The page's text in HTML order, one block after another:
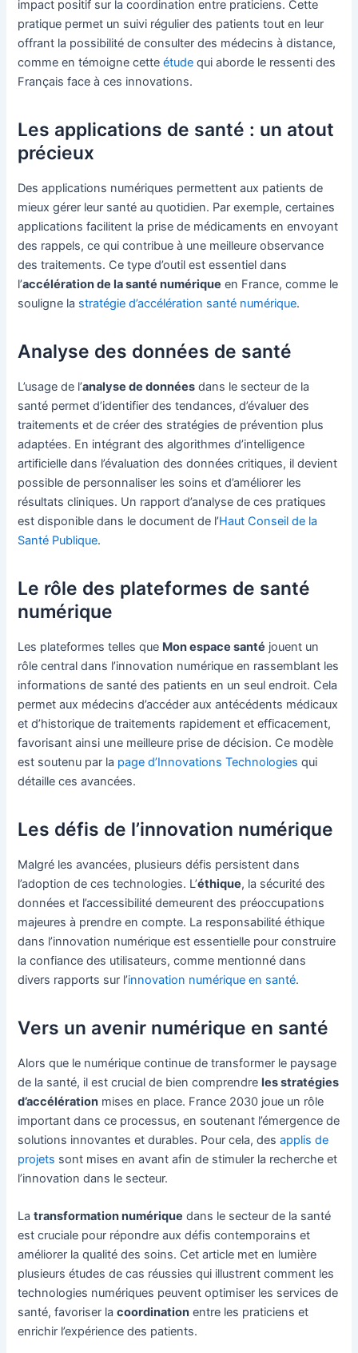
impact positif sur la coordination entre praticiens. Cette
pratique permet un suivi régulier des patients tout en leur
offrant la possibilité de consulter des médecins à distance,
comme en témoigne cetteétude qui aborde le ressenti des
Français face à ces innovations.
Les applications de santé : un atout
précieux
Des applications numériques permettent aux patients de
mieux gérer leur santé au quotidien. Par exemple, certaines
applications facilitent la prise de médicaments en envoyant
des rappels, ce qui contribue à une meilleure observance
des traitements. Ce type d’outil est essentiel dans
l’accélération de la santé numérique en France, comme le
souligne la stratégie d’accélération santé numérique.
Analyse des données de santé
L’usage de l’analyse de données dans le secteur de la
santé permet d’identifier des tendances, d’évaluer des
traitements et de créer des stratégies de prévention plus
adaptées. En intégrant des algorithmes d’intelligence
artificielle dans l’évaluation des données critiques, il devient
possible de personnaliser les soins et d’améliorer les
résultats cliniques. Un rapport d’analyse de ces pratiques
est disponible dans le document de l’Haut Conseil de la
Santé Publique.
Le rôle des plateformes de santé
numérique
Les plateformes telles que Mon espace santé jouent un
rôle central dans l’innovation numérique en rassemblant les
informations de santé des patients en un seul endroit. Cela
permet aux médecins d’accéder aux antécédents médicaux
et d’historique de traitements rapidement et efficacement,
favorisant ainsi une meilleure prise de décision. Ce modèle
est soutenu par la page d’Innovations Technologies qui
détaille ces avancées.
Les défis de l’innovation numérique
Malgré les avancées, plusieurs défis persistent dans
l’adoption de ces technologies. L’éthique, la sécurité des
données et l’accessibilité demeurent des préoccupations
majeures à prendre en compte. La responsabilité éthique
dans l’innovation numérique est essentielle pour construire
la confiance des utilisateurs, comme mentionné dans
divers rapports sur l’innovation numérique en santé.
Vers un avenir numérique en santé
Alors que le numérique continue de transformer le paysage
de la santé, il est crucial de bien comprendreles stratégies
d’accélération mises en place. France 2030 joue un rôle
important dans ce processus, en soutenant l’émergence de
solutions innovantes et durables. Pour cela, desapplis de
projets sont mises en avant afin de stimuler la recherche et
l’innovation dans le secteur.
Latransformation numérique dans le secteur de la santé
est cruciale pour répondre aux défis contemporains et
améliorer la qualité des soins. Cet article met en lumière
plusieurs études de cas réussies qui illustrent comment les
technologies numériques peuvent optimiser les services de
santé, favoriser lacoordination entre les praticiens et
enrichir l’expérience des patients.